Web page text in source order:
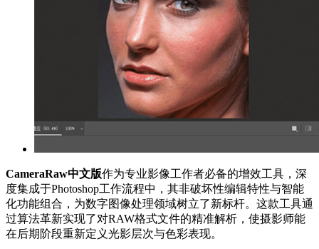
CameraRaw中文版作为专业影像工作者必备的增效工具，深
度集成于Photoshop工作流程中，其非破坏性编辑特性与智能
化功能组合，为数字图像处理领域树立了新标杆。这款工具通
过算法革新实现了对RAW格式文件的精准解析，使摄影师能
在后期阶段重新定义光影层次与色彩表现。